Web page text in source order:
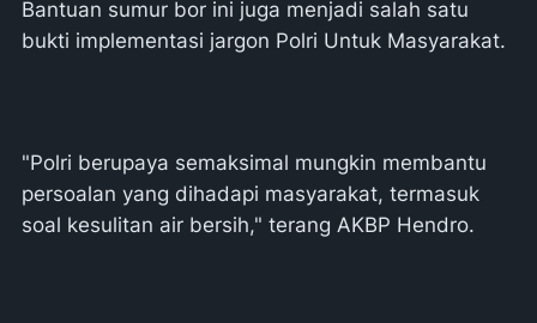
Bantuan sumur bor ini juga menjadi salah satu
bukti implementasi jargon Polri Untuk Masyarakat.
"Polri berupaya semaksimal mungkin membantu
persoalan yang dihadapi masyarakat, termasuk
soal kesulitan air bersih," terang AKBP Hendro.